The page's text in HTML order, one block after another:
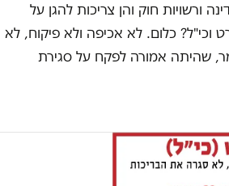
ורשויות חוק והן צריכות להגן על
כלום. לא אכיפה ולא פיקוח, לא
שהיתה אמורה לפקח על סגירת